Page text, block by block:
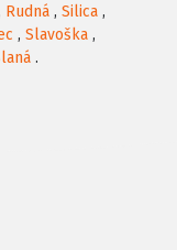
Rudná , Silica ,
, Slavoška ,
.